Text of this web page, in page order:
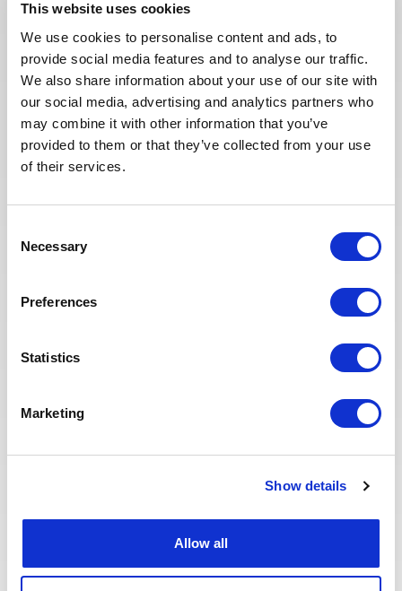
This website uses cookies
We use cookies to personalise content and ads, to
provide social media features and to analyse our traffic.
We also share information about your use of our site with
our social media, advertising and analytics partners who
may combine it with other information that you’ve
provided to them or that they’ve collected from your use
of their services.
Selection
Necessary
Preferences
Statistics
Marketing
Show details
Allow all
Responsable Recrutement
Ces dernières années, nous avons
investi dans la digitalisation de
notre processus de recrutement
afin que nos recruteurs puissent
dédier plus de temps aux
échanges qualitatifs avec les
candidats sélectionnés. Nous
web pour faciliter la recherche de
missions et les candidatures.
cœur d’offrir la meilleure